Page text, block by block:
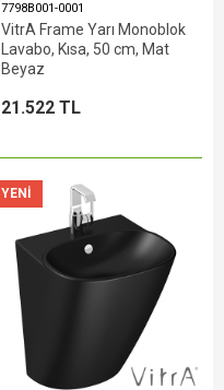
7798B001-0001
VitrA Frame Yarı Monoblok
Lavabo, Kısa, 50 cm, Mat
Beyaz
21.522 TL
YENI